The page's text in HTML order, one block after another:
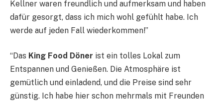
Kellner waren freundlich und aufmerksam und haben
dafür gesorgt, dass ich mich wohl gefühlt habe. Ich
werde auf jeden Fall wiederkommen!”
“Das King Food Döner ist ein tolles Lokal zum
Entspannen und Genießen. Die Atmosphäre ist
gemütlich und einladend, und die Preise sind sehr
günstig. Ich habe hier schon mehrmals mit Freunden